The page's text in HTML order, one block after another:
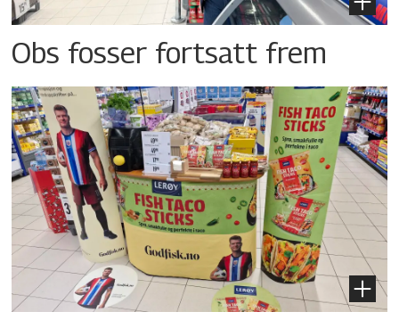
Obs fosser fortsatt frem